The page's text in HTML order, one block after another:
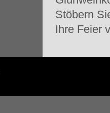
Stöbern
Ihre Feier